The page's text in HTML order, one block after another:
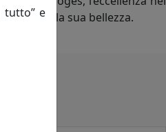
e la sua bellezza.
tutto” e